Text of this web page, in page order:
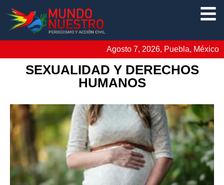
Agosto 7, 2026, Puebla, México
SEXUALIDAD Y DERECHOS
HUMANOS